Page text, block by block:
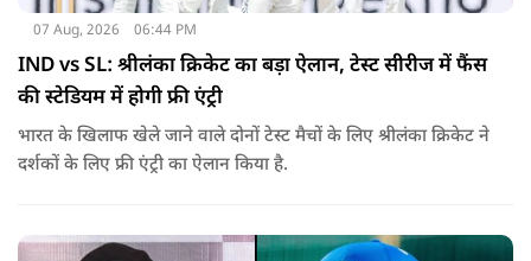
07 Aug, 2026 06:44 PM
IND vs SL: श्रीलंका क्रिकेट का बड़ा ऐलान, टेस्ट सीरीज में फैंस
की स्टेडियम में होगी फ्री एंट्री
भारत के खिलाफ खेले जाने वाले दोनों टेस्ट मैचों के लिए श्रीलंका क्रिकेट ने
दर्शकों के लिए फ्री एंट्री का ऐलान किया है.